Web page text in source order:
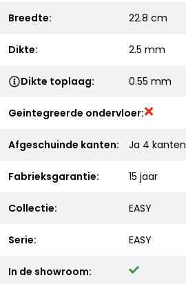
Breedte: 22.8 cm
Dikte: 2.5 mm
Dikte toplaag: 0.55 mm
Geintegreerde ondervloer:
Afgeschuinde kanten: Ja 4 kanten
Fabrieksgarantie: 15 jaar
Collectie: EASY
Serie: EASY
In de showroom: